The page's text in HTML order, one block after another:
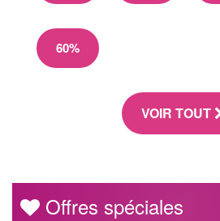
60%
VOIR TOUT
Offres spéciales